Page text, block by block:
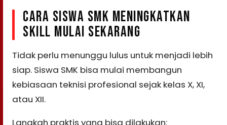
CARA SISWA SMK MENINGKATKAN
SKILL MULAI SEKARANG
Tidak perlu menunggu lulus untuk menjadi lebih
siap. Siswa SMK bisa mulai membangun
kebiasaan teknisi profesional sejak kelas X, XI,
atau XII.
Langkah praktis yang bisa dilakukan: